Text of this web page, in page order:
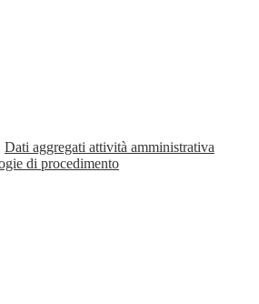
Dati aggregati attività amministrativa
di procedimento